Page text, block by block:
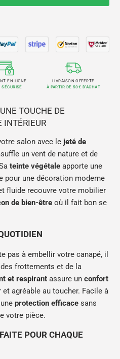
EN LIGNE
LIVRAISON OFFERTE
À PARTIR DE 50€ D'ACHAT
TOUCHE DE
INTÉRIEUR
salon avec le jeté de
un vent de nature et de
teinte végétale apporte une
pour une décoration moderne
fluide recouvre votre mobilier
de bien-être où il fait bon se
pas à embellir votre canapé, il
frottements et de la
et respirant assure unconfort
agréable au toucher. Facile à
uneprotection efficace sans
votre pièce.
POUR CHAQUE